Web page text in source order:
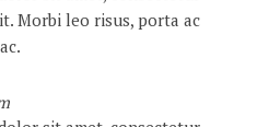
Morbi leo risus, porta ac